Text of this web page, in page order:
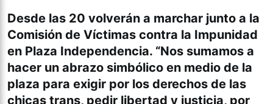
Desde las 20 volverán a marchar junto a la
Comisión de Víctimas contra la Impunidad
en Plaza Independencia. “Nos sumamos a
hacer un abrazo simbólico en medio de la
plaza para exigir por los derechos de las
chicas trans, pedir libertad y justicia, por